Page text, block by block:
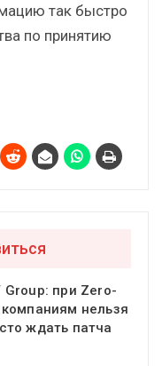
так быстро
по принятию
Group: при Zero-
компаниям нельзя
ждать патча